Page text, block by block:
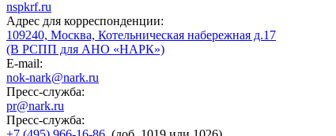
nspkrf.ru
Адрес для корреспонденции:
109240, Москва, Котельническая набережная д.17
(В РСПП для АНО «НАРК»)
E-mail:
nok-nark@nark.ru
Пресс-служба:
pr@nark.ru
Пресс-служба: